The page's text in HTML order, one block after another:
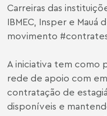
Carreiras das
IBMEC, Insper e Mauá
movimento
A iniciativa tem como
rede de apoio com
contratação de
disponíveis e